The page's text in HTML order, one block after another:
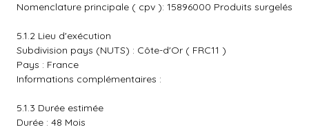
Nomenclature principale ( cpv ): 15896000 Produits surgelés
5.1.2 Lieu d'exécution
Subdivision pays (NUTS) : Côte-d'Or ( FRC11 )
Pays : France
Informations complémentaires :
5.1.3 Durée estimée
Durée : 48 Mois